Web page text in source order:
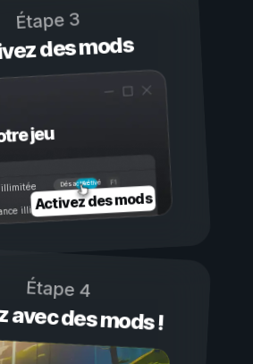
Étape 3
des mods
jeu
Activé
Désactivé
illimitée
illimitée
Activez des mods
Étape 4
avec des mods !